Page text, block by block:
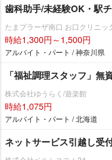
歯科助手/未経験OK・駅
たまプラーザ南口 お口クリニッ
時給1,300円～1,500円
アルバイト・パート / 神奈川県
「福祉調理スタッフ」
株式会社ゆうらく/遊楽館
時給1,075円
アルバイト・パート / 北海道
ネットサービス引越し受